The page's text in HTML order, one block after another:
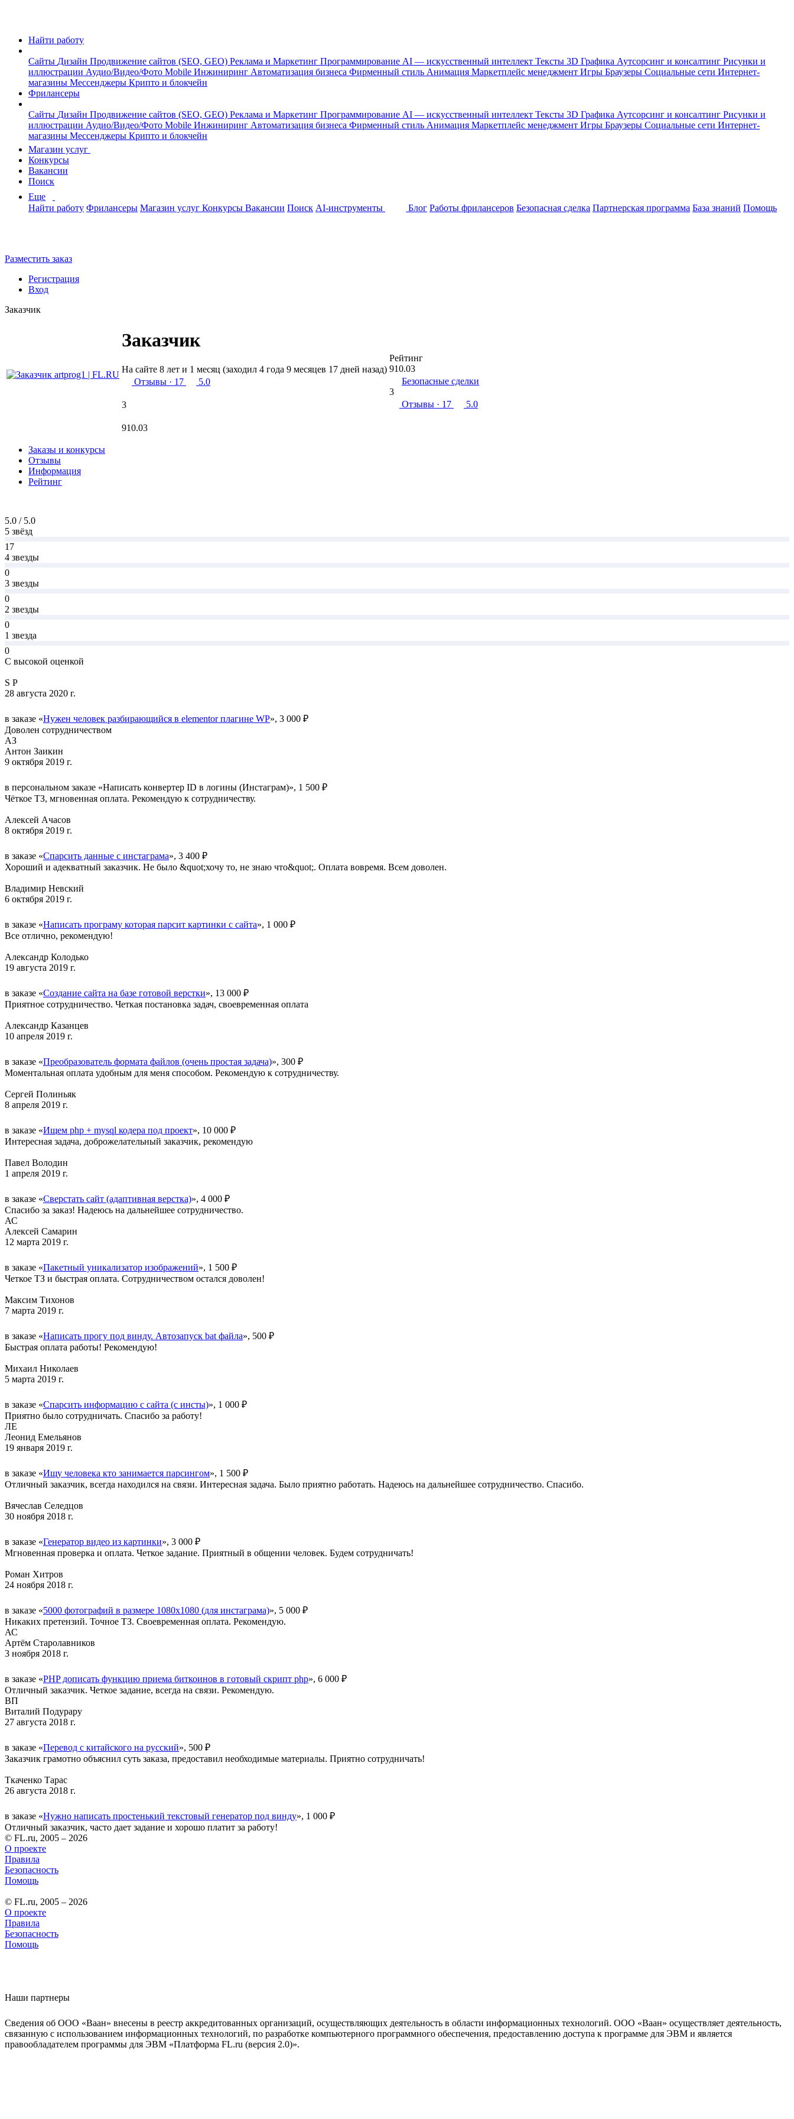
Найти работу
Сайты Дизайн Продвижение сайтов (SEO, GEO) Реклама и Маркетинг Программирование AI — искусственный интеллект Тексты 3D Графика Аутсорсинг и консалтинг Рисунки и
иллюстрации Аудио/Видео/Фото Mobile Инжиниринг Автоматизация бизнеса Фирменный стиль Анимация Маркетплейс менеджмент Игры Браузеры Социальные сети Интернет-
магазины Мессенджеры Крипто и блокчейн
Фрилансеры
Сайты Дизайн Продвижение сайтов (SEO, GEO) Реклама и Маркетинг Программирование AI — искусственный интеллект Тексты 3D Графика Аутсорсинг и консалтинг Рисунки и
иллюстрации Аудио/Видео/Фото Mobile Инжиниринг Автоматизация бизнеса Фирменный стиль Анимация Маркетплейс менеджмент Игры Браузеры Социальные сети Интернет-
магазины Мессенджеры Крипто и блокчейн
Магазин услуг
Конкурсы
Вакансии
Поиск
Еще
Найти работу Фрилансеры Магазин услуг Конкурсы Вакансии Поиск AI-инструменты Блог Работы фрилансеров Безопасная сделка Партнерская программа База знаний Помощь
Разместить заказ
Регистрация
Вход
Заказчик
Заказчик
На сайте 8 лет и 1 месяц (заходил 4 года 9 месяцев 17 дней назад)
Отзывы · 17 5.0
3
910.03
Рейтинг
910.03
Безопасные сделки
3
Отзывы · 17 5.0
Заказы и конкурсы
Отзывы
Информация
Рейтинг
5.0 / 5.0
5 звёзд
17
4 звезды
0
3 звезды
0
2 звезды
0
1 звезда
0
С высокой оценкой
S P
28 августа 2020 г.
в заказе «Нужен человек разбирающийся в elementor плагине WP», 3 000 ₽
Доволен сотрудничеством
АЗ
Антон Заикин
9 октября 2019 г.
в персональном заказе «Написать конвертер ID в логины (Инстаграм)», 1 500 ₽
Чёткое ТЗ, мгновенная оплата. Рекомендую к сотрудничеству.
Алексей Ачасов
8 октября 2019 г.
в заказе «Спарсить данные с инстаграма», 3 400 ₽
Хороший и адекватный заказчик. Не было &quot;хочу то, не знаю что&quot;. Оплата вовремя. Всем доволен.
Владимир Невский
6 октября 2019 г.
в заказе «Написать програму которая парсит картинки с сайта», 1 000 ₽
Все отлично, рекомендую!
Александр Колодько
19 августа 2019 г.
в заказе «Создание сайта на базе готовой верстки», 13 000 ₽
Приятное сотрудничество. Четкая постановка задач, своевременная оплата
Александр Казанцев
10 апреля 2019 г.
в заказе «Преобразователь формата файлов (очень простая задача)», 300 ₽
Моментальная оплата удобным для меня способом. Рекомендую к сотрудничеству.
Сергей Полиньяк
8 апреля 2019 г.
в заказе «Ищем php + mysql кодера под проект», 10 000 ₽
Интересная задача, доброжелательный заказчик, рекомендую
Павел Володин
1 апреля 2019 г.
в заказе «Сверстать сайт (адаптивная верстка)», 4 000 ₽
Спасибо за заказ! Надеюсь на дальнейшее сотрудничество.
АС
Алексей Самарин
12 марта 2019 г.
в заказе «Пакетный уникализатор изображений», 1 500 ₽
Четкое ТЗ и быстрая оплата. Сотрудничеством остался доволен!
Максим Тихонов
7 марта 2019 г.
в заказе «Написать прогу под винду. Автозапуск bat файла», 500 ₽
Быстрая оплата работы! Рекомендую!
Михаил Николаев
5 марта 2019 г.
в заказе «Спарсить информацию с сайта (с инсты)», 1 000 ₽
Приятно было сотрудничать. Спасибо за работу!
ЛЕ
Леонид Емельянов
19 января 2019 г.
в заказе «Ищу человека кто занимается парсингом», 1 500 ₽
Отличный заказчик, всегда находился на связи. Интересная задача. Было приятно работать. Надеюсь на дальнейшее сотрудничество. Спасибо.
Вячеслав Селедцов
30 ноября 2018 г.
в заказе «Генератор видео из картинки», 3 000 ₽
Мгновенная проверка и оплата. Четкое задание. Приятный в общении человек. Будем сотрудничать!
Роман Хитров
24 ноября 2018 г.
в заказе «5000 фотографий в размере 1080x1080 (для инстаграма)», 5 000 ₽
Никаких претензий. Точное ТЗ. Своевременная оплата. Рекомендую.
АС
Артём Старолавников
3 ноября 2018 г.
в заказе «PHP дописать функцию приема биткоинов в готовый скрипт php», 6 000 ₽
Отличный заказчик. Четкое задание, всегда на связи. Рекомендую.
ВП
Виталий Подурару
27 августа 2018 г.
в заказе «Перевод с китайского на русский», 500 ₽
Заказчик грамотно объяснил суть заказа, предоставил необходимые материалы. Приятно сотрудничать!
Ткаченко Тарас
26 августа 2018 г.
в заказе «Нужно написать простенький текстовый генератор под винду», 1 000 ₽
Отличный заказчик, часто дает задание и хорошо платит за работу!
© FL.ru, 2005 – 2026
О проекте
Правила
Безопасность
Помощь
© FL.ru, 2005 – 2026
О проекте
Правила
Безопасность
Помощь
Наши партнеры
Сведения об ООО «Ваан» внесены в реестр аккредитованных организаций, осуществляющих деятельность в области информационных технологий. ООО «Ваан» осуществляет деятельность,
связанную с использованием информационных технологий, по разработке компьютерного программного обеспечения, предоставлению доступа к программе для ЭВМ и является
правообладателем программы для ЭВМ «Платформа FL.ru (версия 2.0)».